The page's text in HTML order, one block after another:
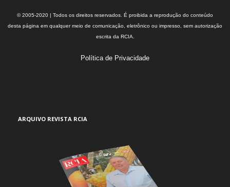
© 2005-2020 | Todos os direitos reservados. É proibida a reprodução do conteúdo
desta página em qualquer meio de comunicação, eletrônico ou impresso, sem autorização
escrita da RCIA.
Política de Privacidade
ARQUIVO REVISTA RCIA